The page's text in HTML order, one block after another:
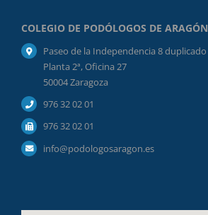
COLEGIO DE PODÓLOGOS DE ARAGÓN
Paseo de la Independencia 8 duplicado
Planta 2ª, Oficina 27
50004 Zaragoza
976 32 02 01
976 32 02 01
info@podologosaragon.es